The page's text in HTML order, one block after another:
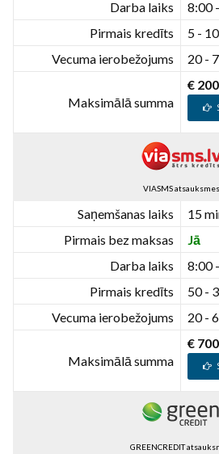
Darba laiks
8:00
Pirmais kredīts
5 -
Vecuma ierobežojums
20 -
Maksimālā summa
€
VIASMS atsauksmes
Saņemšanas laiks
15
Pirmais bez maksas
Jā
Darba laiks
8:00
Pirmais kredīts
50 -
Vecuma ierobežojums
20 -
Maksimālā summa
€ 700
GREENCREDIT